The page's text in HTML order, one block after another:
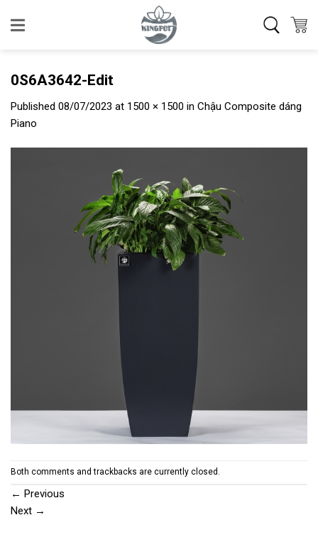
0S6A3642-Edit
Published 08/07/2023 at 1500 × 1500 in Chậu Composite dáng
Piano
Both comments and trackbacks are currently closed.
← Previous
Next →